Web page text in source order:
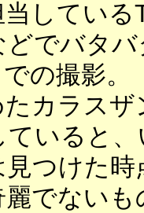
している
でバタ
の撮影。
カラス
ていると
つけた
でない